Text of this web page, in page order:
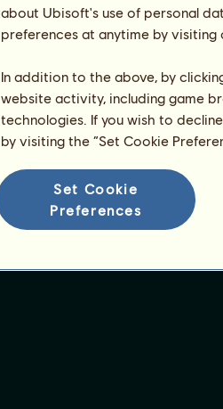
about Ubisoft's use of personal
preferences at anytime by
In addition to the above, by
website activity, including game
technologies. If you wish to
by visiting the “Set Cookie
Set Cookie
Preferences